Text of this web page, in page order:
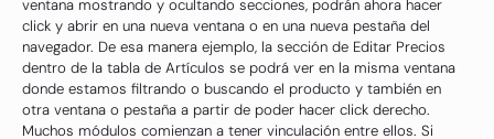
ventana mostrando y ocultando secciones, podrán ahora hacer
click y abrir en una nueva ventana o en una nueva pestaña del
navegador. De esa manera ejemplo, la sección de Editar Precios
dentro de la tabla de Artículos se podrá ver en la misma ventana
donde estamos filtrando o buscando el producto y también en
otra ventana o pestaña a partir de poder hacer click derecho.
Muchos módulos comienzan a tener vinculación entre ellos. Si